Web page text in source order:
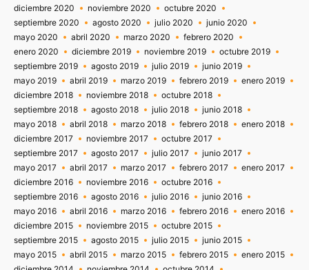
diciembre 2020
noviembre 2020
octubre 2020
septiembre 2020
agosto 2020 julio 2020
junio 2020
mayo 2020
abril 2020 marzo 2020
febrero 2020
enero 2020
diciembre 2019 noviembre 2019
octubre 2019
septiembre 2019
agosto 2019 julio 2019
junio 2019
mayo 2019
abril 2019 marzo 2019 febrero 2019
enero 2019
diciembre 2018
noviembre 2018
octubre 2018
septiembre 2018
agosto 2018 julio 2018
junio 2018
mayo 2018
abril 2018 marzo 2018 febrero 2018
enero 2018
diciembre 2017
noviembre 2017
octubre 2017
septiembre 2017
agosto 2017 julio 2017
junio 2017
mayo 2017
abril 2017 marzo 2017 febrero 2017
enero 2017
diciembre 2016
noviembre 2016
octubre 2016
septiembre 2016
agosto 2016 julio 2016
junio 2016
mayo 2016
abril 2016 marzo 2016 febrero 2016
enero 2016
diciembre 2015
noviembre 2015
octubre 2015
septiembre 2015
agosto 2015 julio 2015
junio 2015
mayo 2015
abril 2015 marzo 2015 febrero 2015
enero 2015